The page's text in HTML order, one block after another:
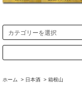
ホーム > 日本酒 > 箱根山